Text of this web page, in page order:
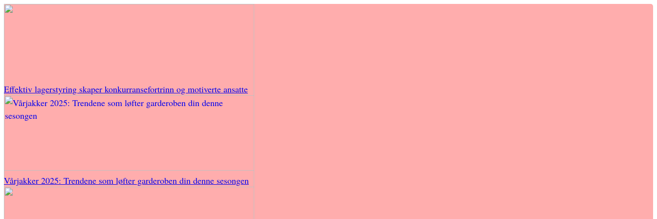
Effektiv lagerstyring skaper konkurransefortrinn og motiverte ansatte
Vårjakker 2025: Trendene som løfter garderoben din denne sesongen